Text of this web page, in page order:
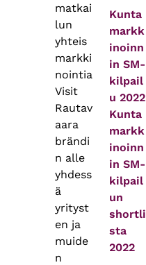
matkai
lun
yhteis
markki
nointia
Visit
Rautav
aara
brändi
n alle
yhdess
ä
yrityst
en ja
muide
n
Kunta
markk
inoinn
in SM-
kilpail
u 2022
Kunta
markk
inoinn
in SM-
kilpail
un
shortli
sta
2022